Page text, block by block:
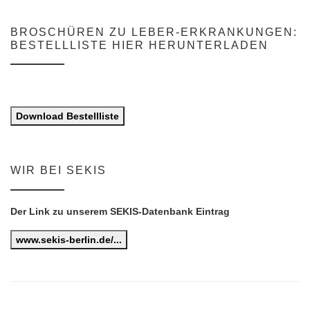
BROSCHÜREN ZU LEBER-ERKRANKUNGEN:
BESTELLLISTE HIER HERUNTERLADEN
Download Bestellliste
WIR BEI SEKIS
Der Link zu unserem SEKIS-Datenbank Eintrag
www.sekis-berlin.de/...